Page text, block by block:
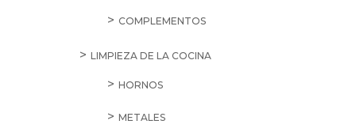
COMPLEMENTOS
LIMPIEZA DE LA COCINA
HORNOS
METALES